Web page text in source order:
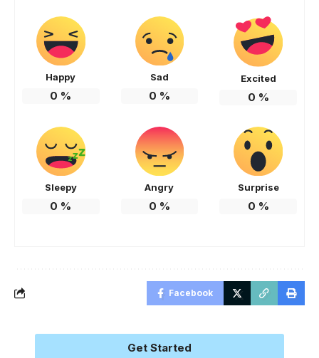
Happy
0 %
Sad
0 %
Excited
0 %
Sleepy
0 %
Angry
0 %
Surprise
0 %
Facebook
Get Started